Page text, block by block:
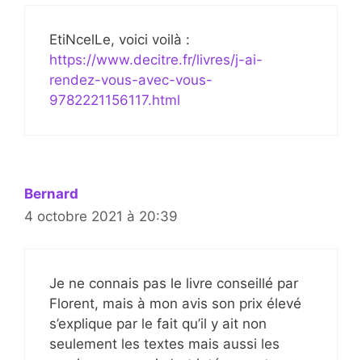
EtiNcelLe, voici voilà :
https://www.decitre.fr/livres/j-ai-
rendez-vous-avec-vous-
9782221156117.html
Bernard
4 octobre 2021 à 20:39
Je ne connais pas le livre conseillé par
Florent, mais à mon avis son prix élevé
s’explique par le fait qu’il y ait non
seulement les textes mais aussi les